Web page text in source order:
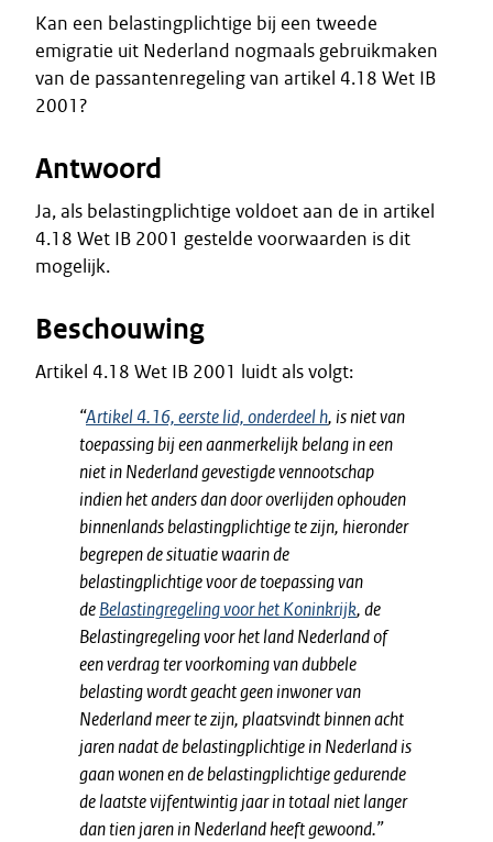
Kan een belastingplichtige bij een tweede
emigratie uit Nederland nogmaals gebruikmaken
van de passantenregeling van artikel 4.18 Wet IB
2001?
Antwoord
Ja, als belastingplichtige voldoet aan de in artikel
4.18 Wet IB 2001 gestelde voorwaarden is dit
mogelijk.
Beschouwing
Artikel 4.18 Wet IB 2001 luidt als volgt:
“Artikel 4.16, eerste lid, onderdeel h, is niet van
toepassing bij een aanmerkelijk belang in een
niet in Nederland gevestigde vennootschap
indien het anders dan door overlijden ophouden
binnenlands belastingplichtige te zijn, hieronder
begrepen de situatie waarin de
belastingplichtige voor de toepassing van
deBelastingregeling voor het Koninkrijk, de
Belastingregeling voor het land Nederland of
een verdrag ter voorkoming van dubbele
belasting wordt geacht geen inwoner van
Nederland meer te zijn, plaatsvindt binnen acht
jaren nadat de belastingplichtige in Nederland is
gaan wonen en de belastingplichtige gedurende
de laatste vijfentwintig jaar in totaal niet langer
dan tien jaren in Nederland heeft gewoond.”